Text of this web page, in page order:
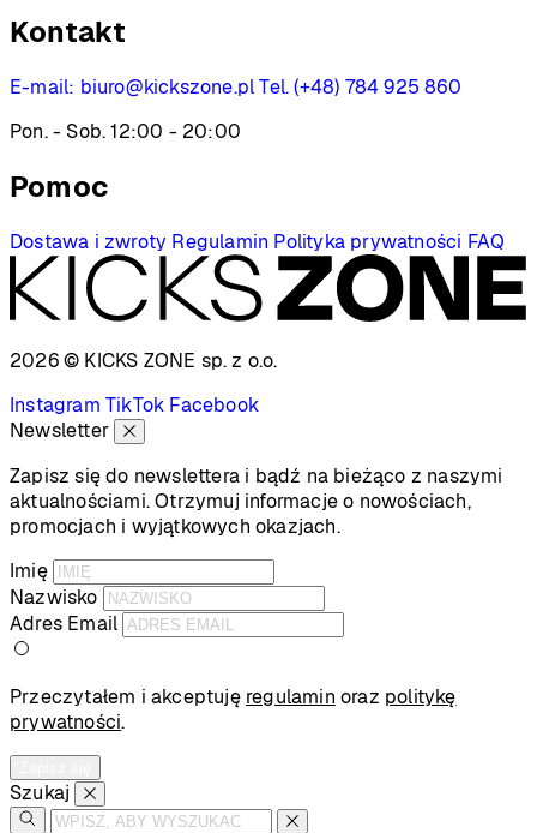
Kontakt
E-mail: biuro@kickszone.pl Tel. (+48) 784 925 860
Pon. - Sob. 12:00 - 20:00
Pomoc
Dostawa i zwroty Regulamin Polityka prywatności FAQ
2026 © KICKS ZONE sp. z o.o.
Instagram TikTok Facebook
Newsletter
Zapisz się do newslettera i bądź na bieżąco z naszymi
aktualnościami. Otrzymuj informacje o nowościach,
promocjach i wyjątkowych okazjach.
Imię
Nazwisko
Adres Email
Przeczytałem i akceptuję regulamin oraz politykę
prywatności.
Szukaj